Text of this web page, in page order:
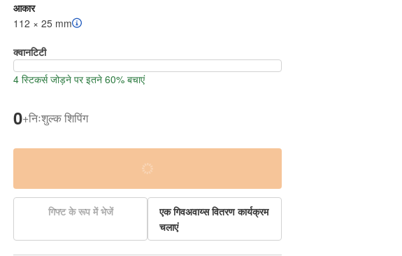
आकार
112 × 25 mm
क्वानटिटी
4 स्टिकर्स जोड़ने पर इतने 60% बचाएं
0+निःशुल्क शिपिंग
गिफ्ट के रूप में भेजें
एक गिवअवाय्स वितरण कार्यक्रम
चलाएं